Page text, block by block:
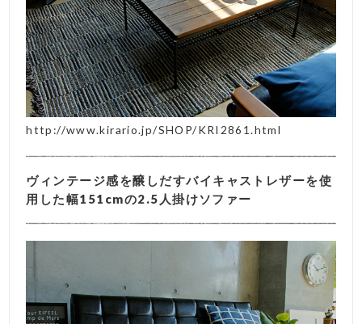
http://www.kirario.jp/SHOP/KRI2861.html
ヴィンテージ感を醸しだすバイキャストレザーを使
用した幅151cmの2.5人掛けソファー